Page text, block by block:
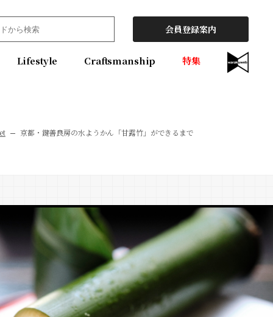
会員登録案内
Lifestyle Craftsmanship 特集
京都・鍵善良房の水ようかん「甘露竹」ができるまで